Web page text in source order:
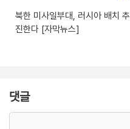
북한 미사일부대, 러시아 배치 추
진한다 [자막뉴스]
댓글